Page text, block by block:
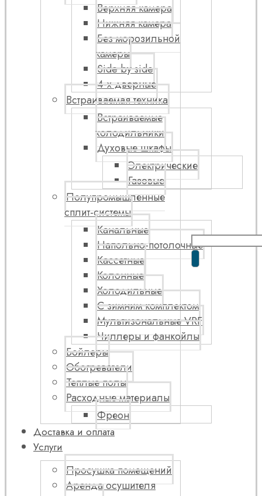
Верхняя камера
Нижняя камера
Без морозильной
камеры
Side by side
4-х дверные
Встраиваемая техника
Встраиваемые
холодильники
Духовые шкафы
Электрические
Газовые
Полупромышленные
сплит-системы
Канальные
Напольно-потолочные
Кассетные
Колонные
Холодильные
С зимним комплектом
Мультизональные VRF
Чиллеры и фанкойлы
Бойлеры
Обогреватели
Теплые полы
Расходные материалы
Фреон
Доставка и оплата
Услуги
Просушка помещений
Аренда осушителя